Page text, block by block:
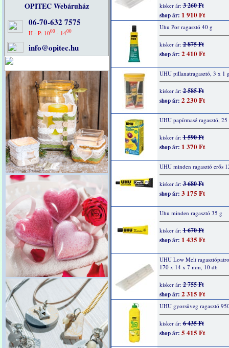
OPITEC Webáruház
06-70-632 7575
H - P: 1000 - 1400
info@opitec.hu
kisker ár:3 260 Ft
shop ár: 1 910 Ft
Uhu Por ragasztó 40 g
kisker ár:2 875 Ft
shop ár: 2 410 Ft
UHU pillanatragasztó, 3 x 1
kisker ár:2 585 Ft
shop ár: 2 230 Ft
UHU papírmasé ragasztó, 25
kisker ár:1 590 Ft
shop ár: 1 370 Ft
UHU minden ragasztó erős
kisker ár:3 680 Ft
shop ár: 3 175 Ft
Uhu minden ragasztó 35 g
kisker ár:1 670 Ft
shop ár: 1 435 Ft
UHU Low Melt
170 x 14 x 7 mm, 10 db
kisker ár:2 755 Ft
shop ár: 2 315 Ft
UHU gyorsüveg ragasztó
kisker ár:6 435 Ft
shop ár: 5 415 Ft